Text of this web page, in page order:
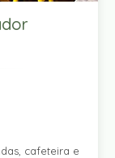
cafeteira e